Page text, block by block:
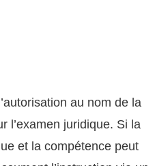
au nom de la
l’examen juridique. Si la
et la compétence peut